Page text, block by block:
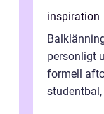
inspiration
personligt
formell
studentbal,